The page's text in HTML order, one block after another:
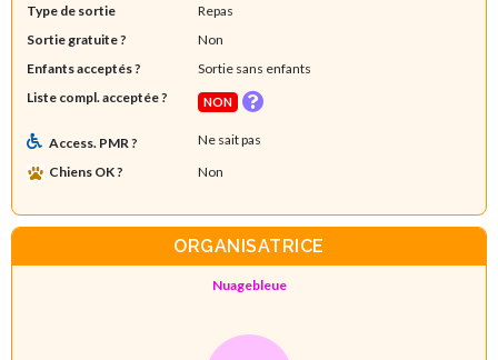
Type de sortie
Repas
Sortie gratuite ?
Non
Enfants acceptés ?
Sortie sans enfants
Liste compl. acceptée ?
NON
Access. PMR ?
Ne sait pas
Chiens OK ?
Non
ORGANISATRICE
Nuagebleue